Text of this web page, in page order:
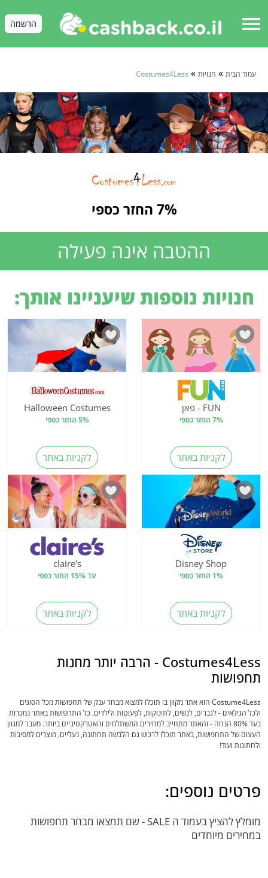
menu הרשמה
עמוד הבית » חנויות »
Costumes4Less
7% החזר כספי
ההטבה אינה פעילה
חנויות נוספות שיעניינו אותך:
FUN - פאן
7% החזר כספי
לקניות באתר
Halloween Costumes
5% החזר כספי
לקניות באתר
Disney Shop
1% החזר כספי
לקניות באתר
claire's
עד 15% החזר כספי
לקניות באתר
Costumes4Less - הרבה יותר מחנות
תחפושות
Costume4Less הוא אתר מקוון בו תוכלו למצוא מבחר ענק של תחפושות מכל הסוגים
ולכל הגילאים - לגברים, לנשים, לתינוקות, לפעוטות ולילדים. כל התחפושות באתר נמכרות
בעד 80% הנחה - והאתר מתחייב למחירים המשתלמים והאטרקטיביים ביותר. מעבר למגוון
העצום של התחפושות, באתר תוכלו לרכוש גם הלבשה תחתונה, נעליים, מוצרים למסיבות
ולחתונות ועוד!
פרטים נוספים:
מומלץ להציץ בעמוד ה SALE - שם תמצאו מבחר תחפושות
במחירים מיוחדים